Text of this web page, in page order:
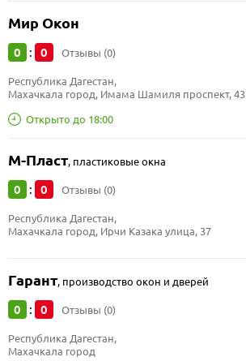
Мир Окон
0 : 0 Отзывы (0)
Открыто до 18:00
Республика Дагестан,
Махачкала город, Имама Шамиля проспект, 43
М-Пласт, пластиковые окна
0 : 0 Отзывы (0)
Республика Дагестан,
Махачкала город, Ирчи Казака улица, 37
Гарант, производство окон и дверей
0 : 0 Отзывы (0)
Республика Дагестан,
Махачкала город